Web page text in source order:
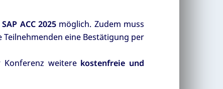
SAP ACC 2025möglich. Zudem muss
eine Bestätigung per
weitere kostenfreie und